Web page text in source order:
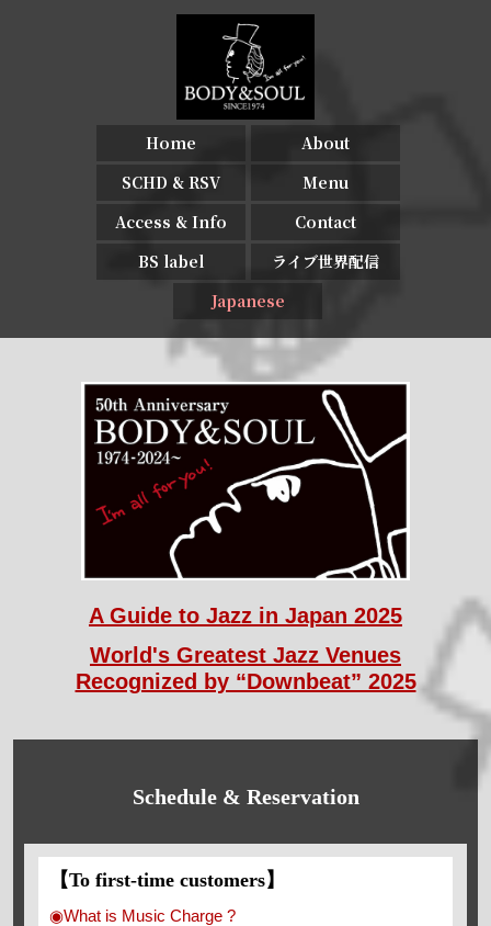
Home
About
SCHD & RSV
Menu
Access & Info
Contact
BS label
ライブ世界配信
Japanese
A Guide to Jazz in Japan 2025
World's Greatest Jazz Venues
Recognized by “Downbeat” 2025
Schedule & Reservation
【To first-time customers】
◉What is Music Charge ?